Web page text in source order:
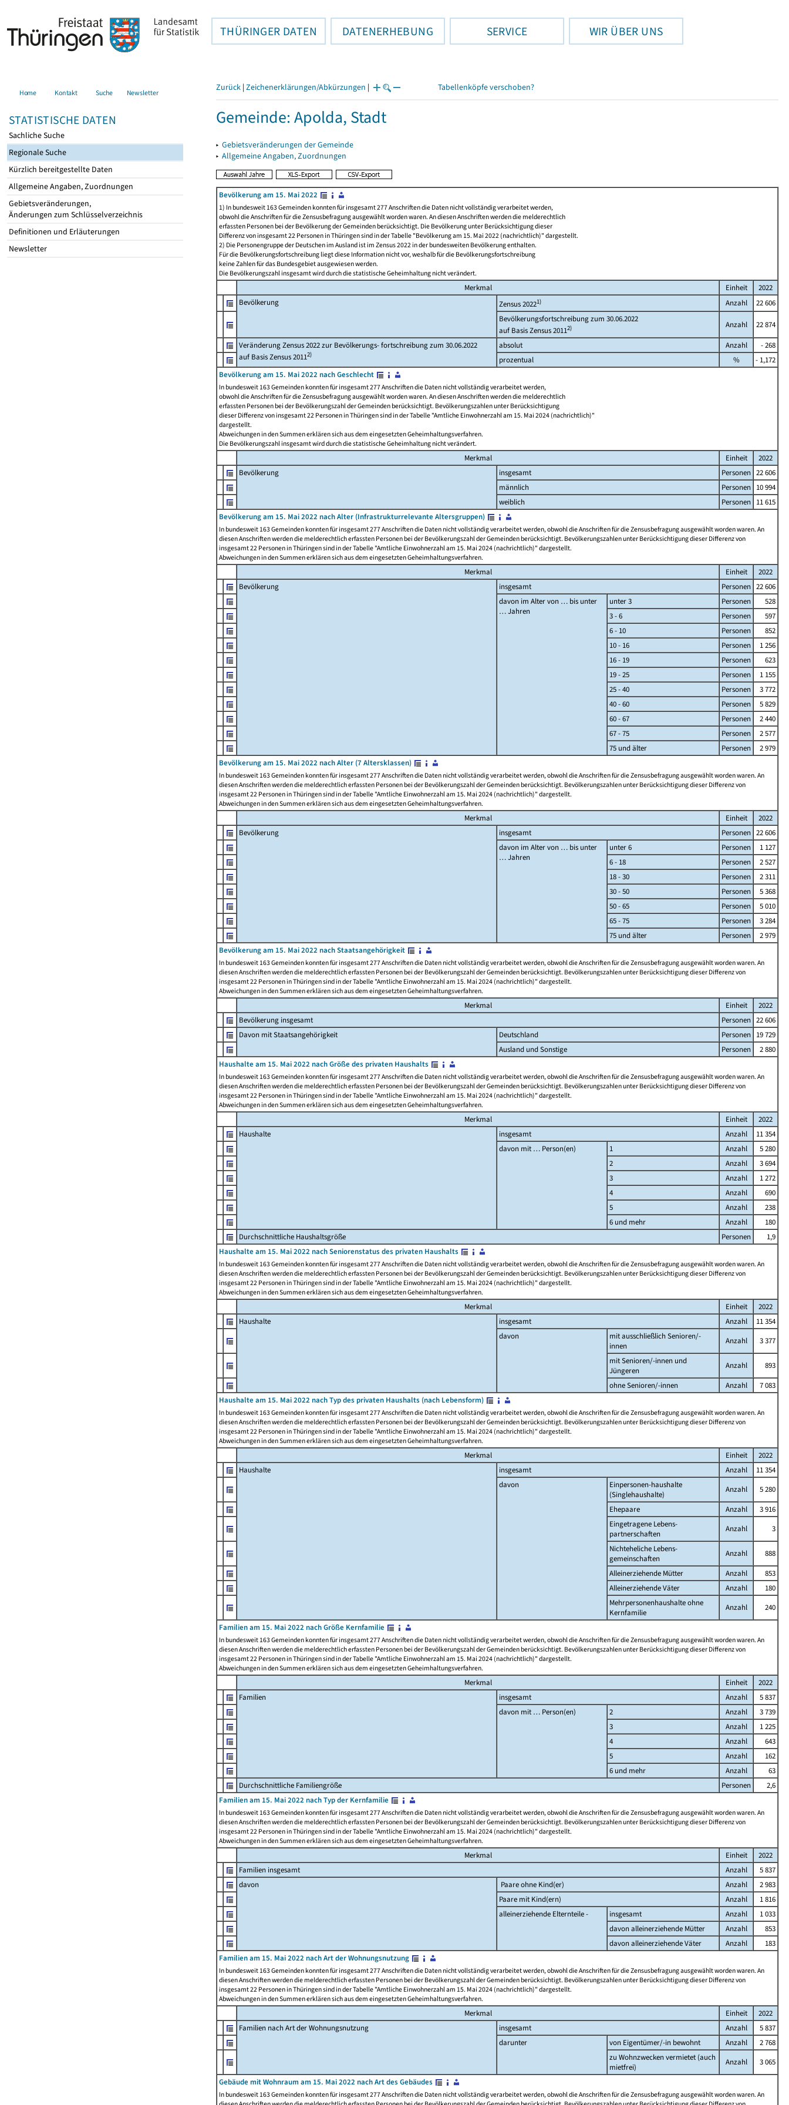
THÜRINGER DATEN DATENERHEBUNG SERVICE WIR ÜBER UNS
Home Kontakt Suche Newsletter
STATISTISCHE DATEN
Sachliche Suche
Regionale Suche
Kürzlich bereitgestellte Daten
Allgemeine Angaben, Zuordnungen
Gebietsveränderungen,
Änderungen zum Schlüsselverzeichnis
Definitionen und Erläuterungen
Newsletter
Zurück | Zeichenerklärungen/Abkürzungen | Tabellenköpfe verschoben?
Gemeinde: Apolda, Stadt
▸ Gebietsveränderungen der Gemeinde
▸ Allgemeine Angaben, Zuordnungen
Bevölkerung am 15. Mai 2022
1) In bundesweit 163 Gemeinden konnten für insgesamt 277 Anschriften die Daten nicht vollständig verarbeitet werden,
obwohl die Anschriften für die Zensusbefragung ausgewählt worden waren. An diesen Anschriften werden die melderechtlich
erfassten Personen bei der Bevölkerung der Gemeinden berücksichtigt. Die Bevölkerung unter Berücksichtigung dieser
Differenz von insgesamt 22 Personen in Thüringen sind in der Tabelle "Bevölkerung am 15. Mai 2022 (nachrichtlich)" dargestellt.
2) Die Personengruppe der Deutschen im Ausland ist im Zensus 2022 in der bundesweiten Bevölkerung enthalten.
Für die Bevölkerungsfortschreibung liegt diese Information nicht vor, weshalb für die Bevölkerungsfortschreibung
keine Zahlen für das Bundesgebiet ausgewiesen werden.
Die Bevölkerungszahl insgesamt wird durch die statistische Geheimhaltung nicht verändert.
Merkmal Einheit
2022
Bevölkerung
Zensus 20221) Anzahl
22 606
Bevölkerungsfortschreibung zum 30.06.2022
auf Basis Zensus 20112) Anzahl 22 874
Veränderung Zensus 2022 zur Bevölkerungs- fortschreibung zum 30.06.2022
auf Basis Zensus 20112)
absolut Anzahl
- 268
prozentual
%
- 1,172
Bevölkerung am 15. Mai 2022 nach Geschlecht
In bundesweit 163 Gemeinden konnten für insgesamt 277 Anschriften die Daten nicht vollständig verarbeitet werden,
obwohl die Anschriften für die Zensusbefragung ausgewählt worden waren. An diesen Anschriften werden die melderechtlich
erfassten Personen bei der Bevölkerungszahl der Gemeinden berücksichtigt. Bevölkerungszahlen unter Berücksichtigung
dieser Differenz von insgesamt 22 Personen in Thüringen sind in der Tabelle "Amtliche Einwohnerzahl am 15. Mai 2024 (nachrichtlich)"
dargestellt.
Abweichungen in den Summen erklären sich aus dem eingesetzten Geheimhaltungsverfahren.
Die Bevölkerungszahl insgesamt wird durch die statistische Geheimhaltung nicht verändert.
Merkmal Einheit
2022
Bevölkerung
insgesamt Personen 22 606
männlich
Personen 10 994
weiblich
Personen 11 615
Bevölkerung am 15. Mai 2022 nach Alter (Infrastrukturrelevante Altersgruppen)
In bundesweit 163 Gemeinden konnten für insgesamt 277 Anschriften die Daten nicht vollständig verarbeitet werden, obwohl die Anschriften für die Zensusbefragung ausgewählt worden waren. An
diesen Anschriften werden die melderechtlich erfassten Personen bei der Bevölkerungszahl der Gemeinden berücksichtigt. Bevölkerungszahlen unter Berücksichtigung dieser Differenz von
insgesamt 22 Personen in Thüringen sind in der Tabelle "Amtliche Einwohnerzahl am 15. Mai 2024 (nachrichtlich)" dargestellt.
Abweichungen in den Summen erklären sich aus dem eingesetzten Geheimhaltungsverfahren.
Merkmal Einheit
2022
Bevölkerung
insgesamt Personen 22 606
davon im Alter von … bis unter
… Jahren
unter 3 Personen
528
3 - 6
Personen
597
6 - 10
Personen
852
10 - 16
Personen
1 256
16 - 19
Personen
623
19 - 25
Personen
1 155
25 - 40
Personen
3 772
40 - 60
Personen
5 829
60 - 67
Personen
2 440
67 - 75
Personen
2 577
75 und älter
Personen
2 979
Bevölkerung am 15. Mai 2022 nach Alter (7 Altersklassen)
In bundesweit 163 Gemeinden konnten für insgesamt 277 Anschriften die Daten nicht vollständig verarbeitet werden, obwohl die Anschriften für die Zensusbefragung ausgewählt worden waren. An
diesen Anschriften werden die melderechtlich erfassten Personen bei der Bevölkerungszahl der Gemeinden berücksichtigt. Bevölkerungszahlen unter Berücksichtigung dieser Differenz von
insgesamt 22 Personen in Thüringen sind in der Tabelle "Amtliche Einwohnerzahl am 15. Mai 2024 (nachrichtlich)" dargestellt.
Abweichungen in den Summen erklären sich aus dem eingesetzten Geheimhaltungsverfahren.
Merkmal Einheit
2022
Bevölkerung
insgesamt Personen 22 606
davon im Alter von … bis unter
… Jahren
unter 6 Personen
1 127
6 - 18
Personen
2 527
18 - 30
Personen
2 311
30 - 50
Personen
5 368
50 - 65
Personen
5 010
65 - 75
Personen
3 284
75 und älter
Personen
2 979
Bevölkerung am 15. Mai 2022 nach Staatsangehörigkeit
In bundesweit 163 Gemeinden konnten für insgesamt 277 Anschriften die Daten nicht vollständig verarbeitet werden, obwohl die Anschriften für die Zensusbefragung ausgewählt worden waren. An
diesen Anschriften werden die melderechtlich erfassten Personen bei der Bevölkerungszahl der Gemeinden berücksichtigt. Bevölkerungszahlen unter Berücksichtigung dieser Differenz von
insgesamt 22 Personen in Thüringen sind in der Tabelle "Amtliche Einwohnerzahl am 15. Mai 2024 (nachrichtlich)" dargestellt.
Abweichungen in den Summen erklären sich aus dem eingesetzten Geheimhaltungsverfahren.
Merkmal Einheit
2022
Bevölkerung insgesamt
Personen 22 606
Davon mit Staatsangehörigkeit
Deutschland Personen 19 729
Ausland und Sonstige
Personen
2 880
Haushalte am 15. Mai 2022 nach Größe des privaten Haushalts
In bundesweit 163 Gemeinden konnten für insgesamt 277 Anschriften die Daten nicht vollständig verarbeitet werden, obwohl die Anschriften für die Zensusbefragung ausgewählt worden waren. An
diesen Anschriften werden die melderechtlich erfassten Personen bei der Bevölkerungszahl der Gemeinden berücksichtigt. Bevölkerungszahlen unter Berücksichtigung dieser Differenz von
insgesamt 22 Personen in Thüringen sind in der Tabelle "Amtliche Einwohnerzahl am 15. Mai 2024 (nachrichtlich)" dargestellt.
Abweichungen in den Summen erklären sich aus dem eingesetzten Geheimhaltungsverfahren.
Merkmal Einheit
2022
Haushalte
insgesamt Anzahl
11 354
davon mit … Person(en)
1 Anzahl
5 280
2
Anzahl
3 694
3
Anzahl
1 272
4
Anzahl
690
5
Anzahl
238
6 und mehr
Anzahl
180
Durchschnittliche Haushaltsgröße
Personen
1,9
Haushalte am 15. Mai 2022 nach Seniorenstatus des privaten Haushalts
In bundesweit 163 Gemeinden konnten für insgesamt 277 Anschriften die Daten nicht vollständig verarbeitet werden, obwohl die Anschriften für die Zensusbefragung ausgewählt worden waren. An
diesen Anschriften werden die melderechtlich erfassten Personen bei der Bevölkerungszahl der Gemeinden berücksichtigt. Bevölkerungszahlen unter Berücksichtigung dieser Differenz von
insgesamt 22 Personen in Thüringen sind in der Tabelle "Amtliche Einwohnerzahl am 15. Mai 2024 (nachrichtlich)" dargestellt.
Abweichungen in den Summen erklären sich aus dem eingesetzten Geheimhaltungsverfahren.
Merkmal Einheit
2022
Haushalte
insgesamt Anzahl
11 354
davon
mit ausschließlich Senioren/-
innen
Anzahl
3 377
mit Senioren/-innen und
Jüngeren
Anzahl
893
ohne Senioren/-innen
Anzahl
7 083
Haushalte am 15. Mai 2022 nach Typ des privaten Haushalts (nach Lebensform)
In bundesweit 163 Gemeinden konnten für insgesamt 277 Anschriften die Daten nicht vollständig verarbeitet werden, obwohl die Anschriften für die Zensusbefragung ausgewählt worden waren. An
diesen Anschriften werden die melderechtlich erfassten Personen bei der Bevölkerungszahl der Gemeinden berücksichtigt. Bevölkerungszahlen unter Berücksichtigung dieser Differenz von
insgesamt 22 Personen in Thüringen sind in der Tabelle "Amtliche Einwohnerzahl am 15. Mai 2024 (nachrichtlich)" dargestellt.
Abweichungen in den Summen erklären sich aus dem eingesetzten Geheimhaltungsverfahren.
Merkmal Einheit
2022
Haushalte
insgesamt Anzahl
11 354
davon
Einpersonen-haushalte
(Singlehaushalte)
Anzahl
5 280
Ehepaare
Anzahl
3 916
Eingetragene Lebens-
partnerschaften
Anzahl
3
Nichteheliche Lebens-
gemeinschaften
Anzahl
888
Alleinerziehende Mütter
Anzahl
853
Alleinerziehende Väter
Anzahl
180
Mehrpersonenhaushalte ohne
Kernfamilie
Anzahl
240
Familien am 15. Mai 2022 nach Größe Kernfamilie
In bundesweit 163 Gemeinden konnten für insgesamt 277 Anschriften die Daten nicht vollständig verarbeitet werden, obwohl die Anschriften für die Zensusbefragung ausgewählt worden waren. An
diesen Anschriften werden die melderechtlich erfassten Personen bei der Bevölkerungszahl der Gemeinden berücksichtigt. Bevölkerungszahlen unter Berücksichtigung dieser Differenz von
insgesamt 22 Personen in Thüringen sind in der Tabelle "Amtliche Einwohnerzahl am 15. Mai 2024 (nachrichtlich)" dargestellt.
Abweichungen in den Summen erklären sich aus dem eingesetzten Geheimhaltungsverfahren.
Merkmal Einheit
2022
Familien
insgesamt Anzahl
5 837
davon mit … Person(en)
2 Anzahl
3 739
3
Anzahl
1 225
4
Anzahl
643
5
Anzahl
162
6 und mehr
Anzahl
63
Durchschnittliche Familiengröße
Personen
2,6
Familien am 15. Mai 2022 nach Typ der Kernfamilie
In bundesweit 163 Gemeinden konnten für insgesamt 277 Anschriften die Daten nicht vollständig verarbeitet werden, obwohl die Anschriften für die Zensusbefragung ausgewählt worden waren. An
diesen Anschriften werden die melderechtlich erfassten Personen bei der Bevölkerungszahl der Gemeinden berücksichtigt. Bevölkerungszahlen unter Berücksichtigung dieser Differenz von
insgesamt 22 Personen in Thüringen sind in der Tabelle "Amtliche Einwohnerzahl am 15. Mai 2024 (nachrichtlich)" dargestellt.
Abweichungen in den Summen erklären sich aus dem eingesetzten Geheimhaltungsverfahren.
Merkmal Einheit
2022
Familien insgesamt
Anzahl
5 837
davon
Paare ohne Kind(er) Anzahl
2 983
Paare mit Kind(ern)
Anzahl
1 816
alleinerziehende Elternteile -
insgesamt Anzahl
1 033
davon alleinerziehende Mütter
Anzahl
853
davon alleinerziehende Väter
Anzahl
183
Familien am 15. Mai 2022 nach Art der Wohnungsnutzung
In bundesweit 163 Gemeinden konnten für insgesamt 277 Anschriften die Daten nicht vollständig verarbeitet werden, obwohl die Anschriften für die Zensusbefragung ausgewählt worden waren. An
diesen Anschriften werden die melderechtlich erfassten Personen bei der Bevölkerungszahl der Gemeinden berücksichtigt. Bevölkerungszahlen unter Berücksichtigung dieser Differenz von
insgesamt 22 Personen in Thüringen sind in der Tabelle "Amtliche Einwohnerzahl am 15. Mai 2024 (nachrichtlich)" dargestellt.
Abweichungen in den Summen erklären sich aus dem eingesetzten Geheimhaltungsverfahren.
Merkmal Einheit
2022
Familien nach Art der Wohnungsnutzung
insgesamt Anzahl
5 837
darunter
von Eigentümer/-in bewohnt Anzahl
2 768
zu Wohnzwecken vermietet (auch
mietfrei)
Anzahl
3 065
Gebäude mit Wohnraum am 15. Mai 2022 nach Art des Gebäudes
In bundesweit 163 Gemeinden konnten für insgesamt 277 Anschriften die Daten nicht vollständig verarbeitet werden, obwohl die Anschriften für die Zensusbefragung ausgewählt worden waren. An